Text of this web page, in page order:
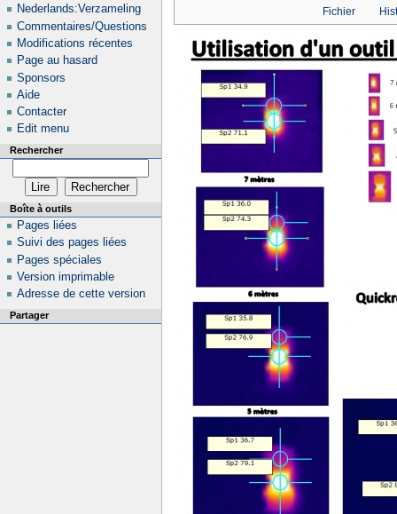
Fichier
Nederlands:Verzameling
Commentaires/Questions
Modifications récentes
Page au hasard
Sponsors
Aide
Contacter
Edit menu
Rechercher
Boîte à outils
Pages liées
Suivi des pages liées
Pages spéciales
Version imprimable
Adresse de cette version
Partager